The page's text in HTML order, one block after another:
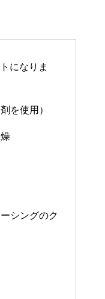
になりま
を使用）
シングのク